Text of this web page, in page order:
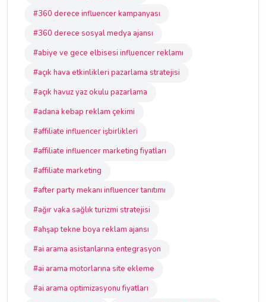
#360 derece influencer kampanyası
#360 derece sosyal medya ajansı
#abiye ve gece elbisesi influencer reklamı
#açık hava etkinlikleri pazarlama stratejisi
#açık havuz yaz okulu pazarlama
#adana kebap reklam çekimi
#affiliate influencer işbirlikleri
#affiliate influencer marketing fiyatları
#affiliate marketing
#after party mekanı influencer tanıtımı
#ağır vaka sağlık turizmi stratejisi
#ahşap tekne boya reklam ajansı
#ai arama asistanlarına entegrasyon
#ai arama motorlarına site ekleme
#ai arama optimizasyonu fiyatları